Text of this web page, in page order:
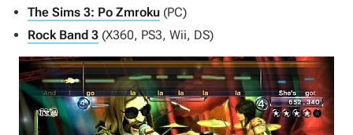
The Sims 3: Po Zmroku (PC)
Rock Band 3 (X360, PS3, Wii, DS)